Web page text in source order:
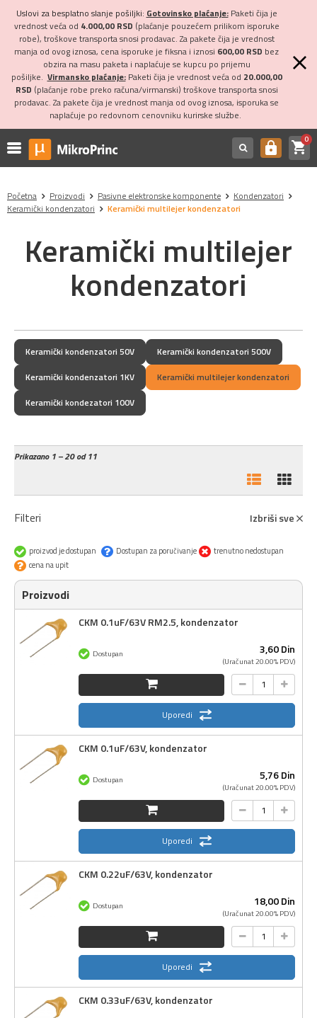
Uslovi za besplatno slanje pošiljki: Gotovinsko plaćanje:Paketi čija je
vrednost veća od 4.000,00 RSD (plaćanje pouzećem prilikom isporuke
robe), troškove transporta snosi prodavac. Za pakete čija je vrednost
manja od ovog iznosa, cena isporuke je fiksna i iznosi 600,00 RSD bez
obzira na masu paketa i naplaćuje se kupcu po prijemu
pošiljke. Virmansko plaćanje:Paketi čija je vrednost veća od 20.000,00
RSD (plaćanje robe preko računa/virmanski) troškove transporta snosi
prodavac. Za pakete čija je vrednost manja od ovog iznosa, isporuka se
naplaćuje po redovnom cenovniku kurirske službe.
https shopping_cart0
Početna Proizvodi Pasivne elektronske komponente
Kondenzatori
Keramički kondenzatori
Keramički multilejer kondenzatori
Keramički multilejer
kondenzatori
Keramički kondenzatori 50V
Keramički kondenzatori 500V
Keramički kondenzatori 1KV
Keramički multilejer kondenzatori
Keramički kondezatori 100V
Prikazano1 – 20 od 11
Filteri Izbriši sve
proizvod je dostupan Dostupan za poručivanje
trenutno nedostupan
cena na upit
Proizvodi
CKM 0.1uF/63V RM2.5, kondenzator
3,60Din
(Uračunat 20.00% PDV)
Dostupan
Uporedi
CKM 0.1uF/63V, kondenzator
5,76Din
(Uračunat 20.00% PDV)
Dostupan
Uporedi
CKM 0.22uF/63V, kondenzator
18,00Din
(Uračunat 20.00% PDV)
Dostupan
Uporedi
CKM 0.33uF/63V, kondenzator